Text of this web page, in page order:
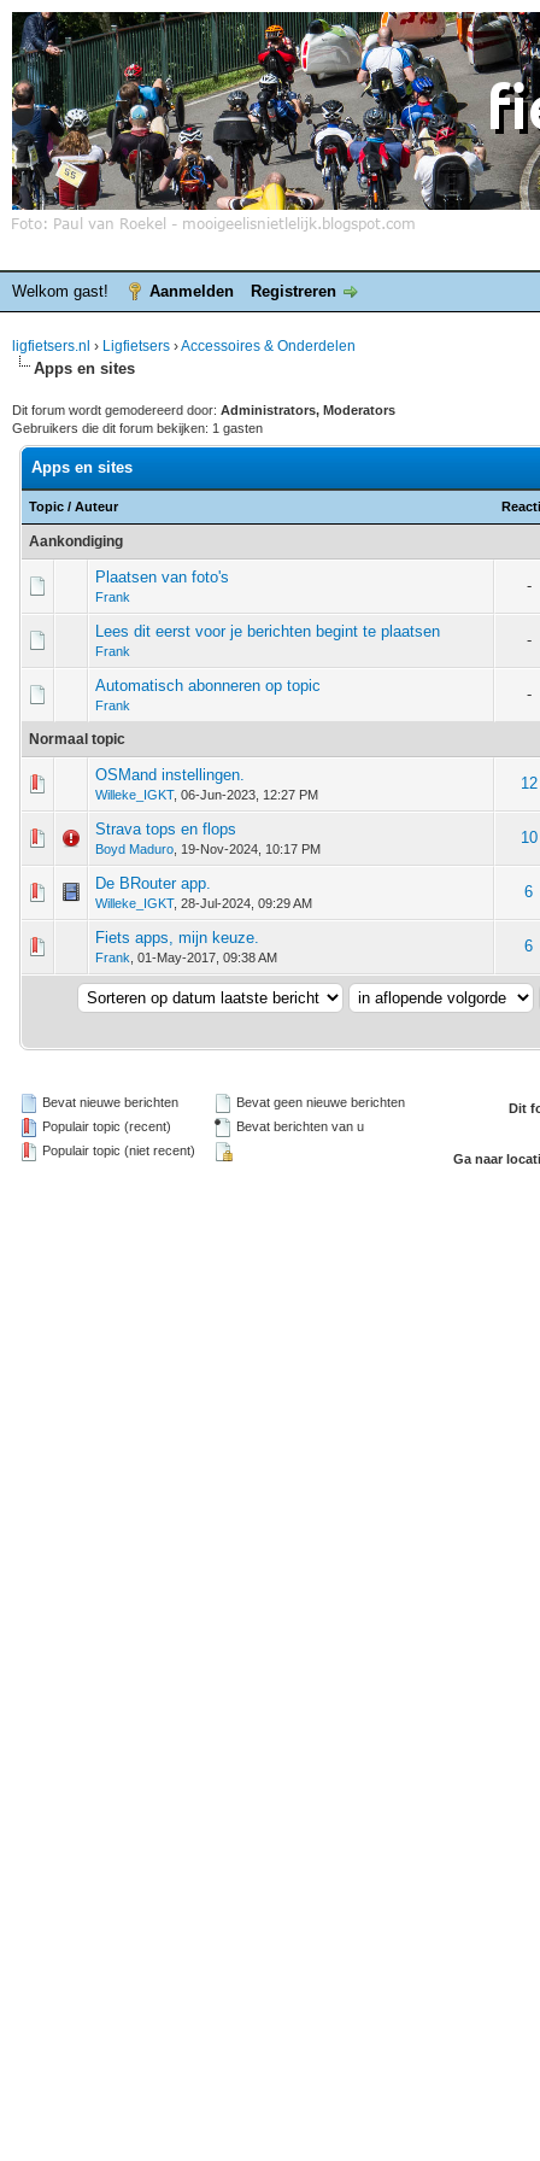
Welkom gast! Aanmelden Registreren
ligfietsers.nl › Ligfietsers ›Accessoires & Onderdelen
Apps en sites
Dit forum wordt gemodereerd door: Administrators, Moderators
Gebruikers die dit forum bekijken: 1 gasten
Apps en sites
Topic / Auteur
Aankondiging
Plaatsen van foto's
Frank
-
Lees dit eerst voor je berichten begint te plaatsen
Frank
-
Automatisch abonneren op topic
Frank
-
Normaal topic
OSMand instellingen.
Willeke_IGKT, 06-Jun-2023, 12:27 PM
12
- 0 van 5 gemiddeld
5
Strava tops en flops
Boyd Maduro 19-Nov-2024, 10:17 PM
10
- 0 van 5 gemiddeld
123 5
De BRouter app.
Willeke_IGKT, 28-Jul-2024, 09:29 AM
6
- 0 van 5 gemiddeld
123 5
Fiets apps, mijn keuze.
Frank 01-May-2017, 09:38 AM
6
- 0 van 5 gemiddeld
5
Bevat nieuwe berichten
Populair topic (recent)
Populair topic (niet recent)
Bevat geen nieuwe berichten
Bevat berichten van u
Dit
Ga naar